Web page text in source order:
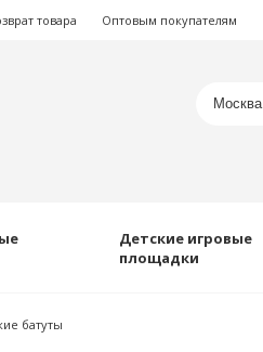
товара Оптовым покупателям
Москва
Детские игровые
площадки
батуты